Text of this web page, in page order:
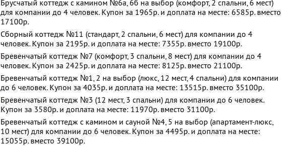
Брусчатый коттедж с камином №6а, 6б на выбор (комфорт, 2 спальни, 6 мест)
для компании до 4 человек. Купон за 1965р. и доплата на месте: 6585р. вместо
17100р.
Сборный коттедж №11 (стандарт, 2 спальни, 6 мест) для компании до 4
человек. Купон за 2195р. и доплата на месте: 7355р. вместо 19100р.
Бревенчатый коттедж №7 (комфорт, 3 спальни, 8 мест) для компании до 4
человек. Купон за 2425р. и доплата на месте: 8125р. вместо 21100р.
Бревенчатый коттедж №1, 2 на выбор (люкс, 12 мест, 4 спальни) для компании
до 6 человек. Купон за 4035р. и доплата на месте: 13515р. вместо 35100р.
Бревенчатый коттедж №3 (12 мест, 3 спальни) для компании до 6 человек.
Купон за 3580р. и доплата на месте: 11970р. вместо 31100р.
Бревенчатый коттедж с камином и сауной №4, 5 на выбор (апартамент-люкс,
10 мест) для компании до 6 человек. Купон за 4495р. и доплата на месте:
15055р. вместо 39100р.